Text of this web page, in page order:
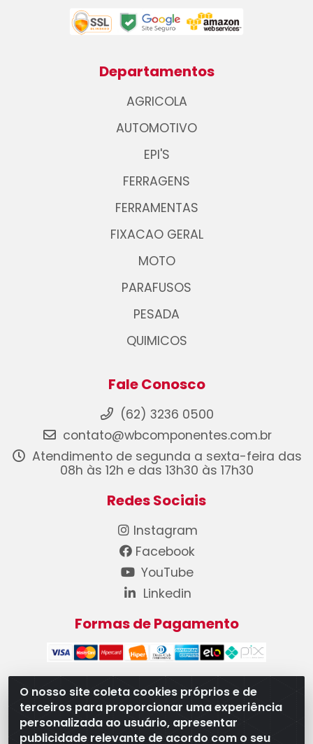
O nosso site coleta cookies próprios e de
terceiros para proporcionar uma experiência
personalizada ao usuário, apresentar
publicidade relevante de acordo com o seu
Departamentos
AGRICOLA
AUTOMOTIVO
EPI'S
FERRAGENS
FERRAMENTAS
FIXACAO GERAL
MOTO
PARAFUSOS
PESADA
QUIMICOS
Fale Conosco
(62) 3236 0500
contato@wbcomponentes.com.br
Atendimento de segunda a sexta-feira das
08h às 12h e das 13h30 às 17h30
Redes Sociais
Instagram
Facebook
YouTube
Linkedin
Formas de Pagamento
WB Componentes Automotivos LTDA - CNPJ
08.528.393/0001-12 - Rua do Níquel, 667 - Parque
Oeste Industrial, Goiânia/GO - CEP 74375-660